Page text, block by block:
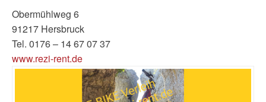
Obermühlweg 6
91217 Hersbruck
Tel. 0176 – 14 67 07 37
www.rezi-rent.de